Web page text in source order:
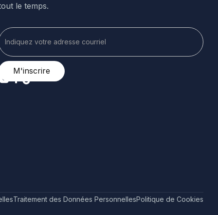
le temps.
Traitement des Données PersonnellesPolitique de Cookies